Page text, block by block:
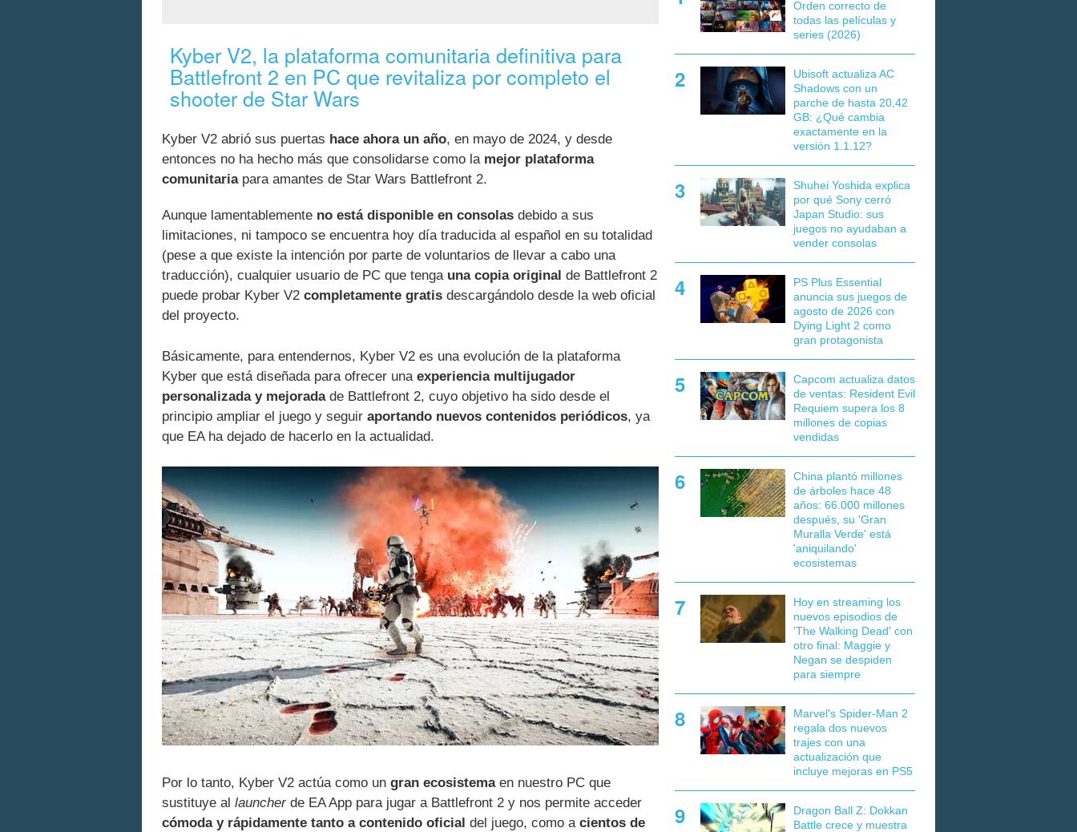
Kyber V2, la plataforma comunitaria definitiva para
Battlefront 2 en PC que revitaliza por completo el
shooter de Star Wars
Kyber V2 abrió sus puertas hace ahora un año, en mayo de 2024, y desde
entonces no ha hecho más que consolidarse como la mejor plataforma
comunitariapara amantes de Star Wars Battlefront 2.
Aunque lamentablemente no está disponible en consolas debido a sus
limitaciones, ni tampoco se encuentra hoy día traducida al español en su totalidad
(pese a que existe la intención por parte de voluntarios de llevar a cabo una
traducción), cualquier usuario de PC que tenga una copia original de Battlefront 2
puede probar Kyber V2 completamente gratis descargándolo desde la web oficial
del proyecto.
Básicamente, para entendernos, Kyber V2 es una evolución de la plataforma
Kyber que está diseñada para ofrecer una experiencia multijugador
personalizada y mejoradade Battlefront 2, cuyo objetivo ha sido desde el
principio ampliar el juego y seguir aportando nuevos contenidos periódicos, ya
que EA ha dejado de hacerlo en la actualidad.
Por lo tanto, Kyber V2 actúa como un gran ecosistemaen nuestro PC que
sustituye al launcherde EA App para jugar a Battlefront 2 y nos permite acceder
cómoda y rápidamente tanto a contenido oficial del juego, como a cientos de
Orden correcto de
todas las películas y
series (2026)
Ubisoft actualiza AC
Shadows con un
parche de hasta 20,42
GB: ¿Qué cambia
exactamente en la
versión 1.1.12?
Shuhei Yoshida explica
por qué Sony cerró
Japan Studio: sus
juegos no ayudaban a
vender consolas
PS Plus Essential
anuncia sus juegos de
agosto de 2026 con
Dying Light 2 como
gran protagonista
Capcom actualiza datos
de ventas: Resident Evil
Requiem supera los 8
millones de copias
vendidas
China plantó millones
de árboles hace 48
años: 66.000 millones
después, su 'Gran
Muralla Verde' está
'aniquilando'
ecosistemas
Hoy en streaming los
nuevos episodios de
'The Walking Dead' con
otro final: Maggie y
Negan se despiden
para siempre
Marvel's Spider-Man 2
regala dos nuevos
trajes con una
actualización que
incluye mejoras en PS5
Dragon Ball Z: Dokkan
Battle crece y muestra